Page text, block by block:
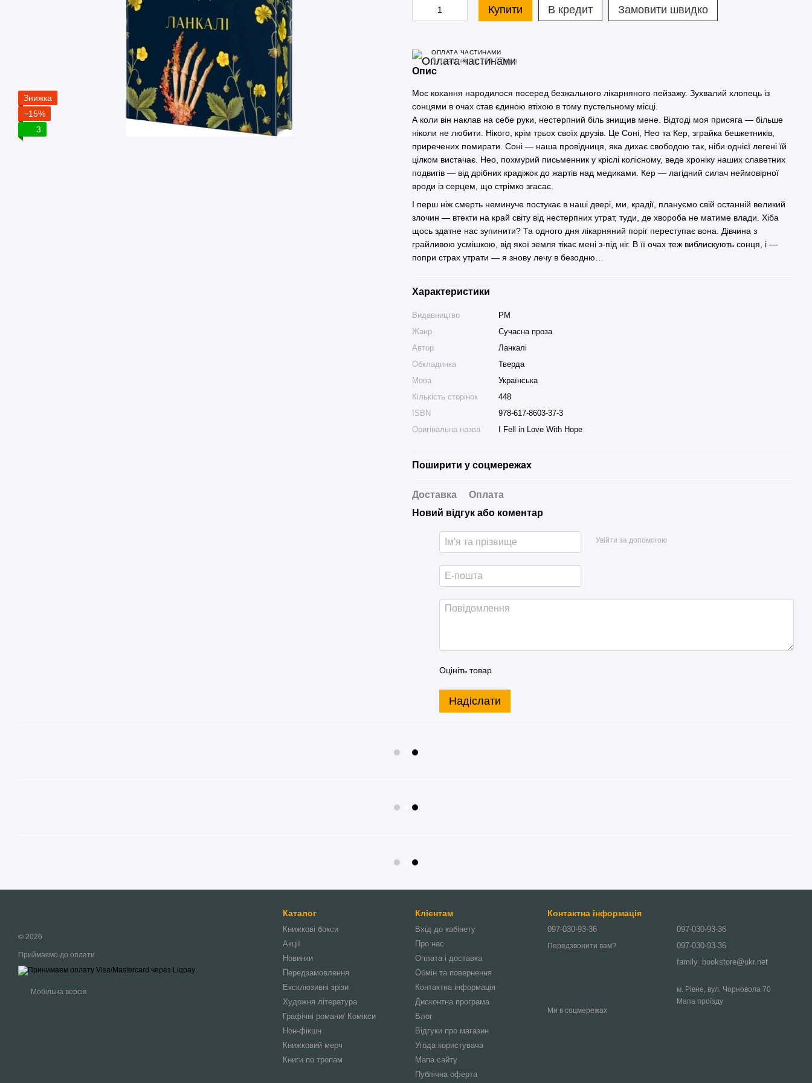
Знижка
−15%
3
Купити В кредит Замовити швидко
ОПЛАТА ЧАСТИНАМИ
3 платежі по 141.67 грн
Опис
Моє кохання народилося посеред безжального лікарняного пейзажу. Зухвалий хлопець із
сонцями в очах став єдиною втіхою в тому пустельному місці.
А коли він наклав на себе руки, нестерпний біль знищив мене. Відтоді моя присяга — більше
ніколи не любити. Нікого, крім трьох своїх друзів. Це Соні, Нео та Кер, зграйка бешкетників,
приречених помирати. Соні — наша провідниця, яка дихає свободою так, ніби однієї легені їй
цілком вистачає. Нео, похмурий письменник у кріслі колісному, веде хроніку наших славетних
подвигів — від дрібних крадіжок до жартів над медиками. Кер — лагідний силач неймовірної
вроди із серцем, що стрімко згасає.
І перш ніж смерть неминуче постукає в наші двері, ми, крадії, плануємо свій останній великий
злочин — втекти на край світу від нестерпних утрат, туди, де хвороба не матиме влади. Хіба
щось здатне нас зупинити? Та одного дня лікарняний поріг переступає вона. Дівчина з
грайливою усмішкою, від якої земля тікає мені з-під ніг. В її очах теж виблискують сонця, і —
попри страх утрати — я знову лечу в безодню…
Характеристики
Видавництво
РМ
Жанр
Сучасна проза
Автор
Ланкалі
Обкладинка
Тверда
Мова
Українська
Кількість сторінок
448
ISBN
978-617-8603-37-3
Оригінальна назва
I Fell in Love With Hope
Поширити у соцмережах
Доставка
Оплата
Новий відгук або коментар
Увійти за допомогою
Оцініть товар
Надіслати
© 2026
Приймаємо до оплати
Мобільна версія
Каталог
Книжкові бокси
Акції
Новинки
Передзамовлення
Ексклюзивні зрізи
Художня література
Графічні романи/ Комікси
Нон-фікшн
Книжковий мерч
Книги по тропам
Клієнтам
Вхід до кабінету
Про нас
Оплата і доставка
Обмін та повернення
Контактна інформація
Дисконтна програма
Блог
Відгуки про магазин
Угода користувача
Мапа сайту
Публічна оферта
Контактна інформація
097-030-93-36
Передзвонити вам?
097-030-93-36
097-030-93-36
family_bookstore@ukr.net
м. Рівне, вул. Чорновола 70
Мапа проїзду
Ми в соцмережах